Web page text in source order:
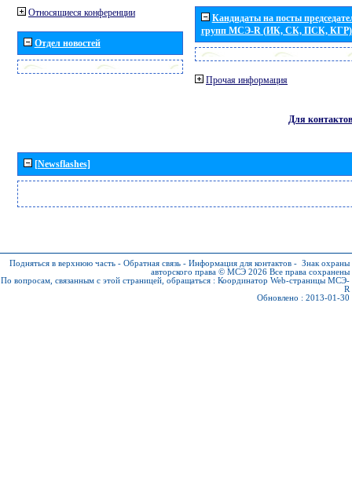
Относящиеся конференции
Отдел новостей
Кандидаты на посты
групп МСЭ-R (ИК, СК, ПСК, КГР)
Прочая информация
Для контактов
[Newsflashes]
Подняться в верхнюю часть - Обратная связь - Информация для контактов - Знак охраны
авторского права © МСЭ 2026 Все права сохранены
По вопросам, связанным с этой страницей, обращаться : Координатор Web-страницы МСЭ-
R
Обновлено : 2013-01-30